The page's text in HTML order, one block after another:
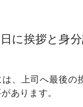
に挨拶と身
、上司へ最後の
あります。